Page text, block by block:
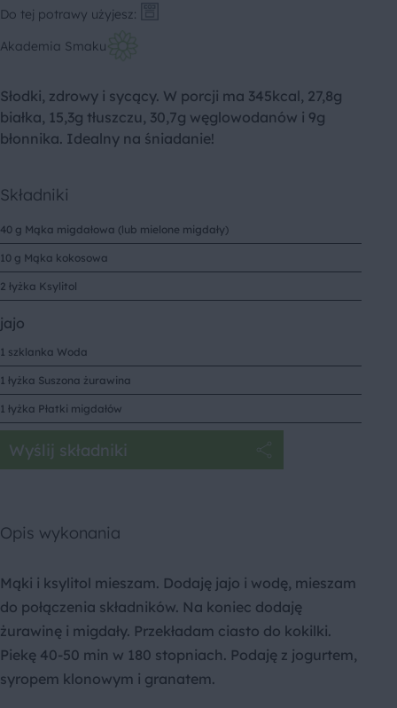
Do tej potrawy użyjesz:
Akademia Smaku
Słodki, zdrowy i sycący. W porcji ma 345kcal, 27,8g
białka, 15,3g tłuszczu, 30,7g węglowodanów i 9g
błonnika. Idealny na śniadanie!
Składniki
40 g Mąka migdałowa (lub mielone migdały)
10 g Mąka kokosowa
2 łyżka Ksylitol
jajo
1 szklanka Woda
1 łyżka Suszona żurawina
1 łyżka Płatki migdałów
Wyślij składniki
Opis wykonania
Mąki i ksylitol mieszam. Dodaję jajo i wodę, mieszam
do połączenia składników. Na koniec dodaję
żurawinę i migdały. Przekładam ciasto do kokilki.
Piekę 40-50 min w 180 stopniach. Podaję z jogurtem,
syropem klonowym i granatem.